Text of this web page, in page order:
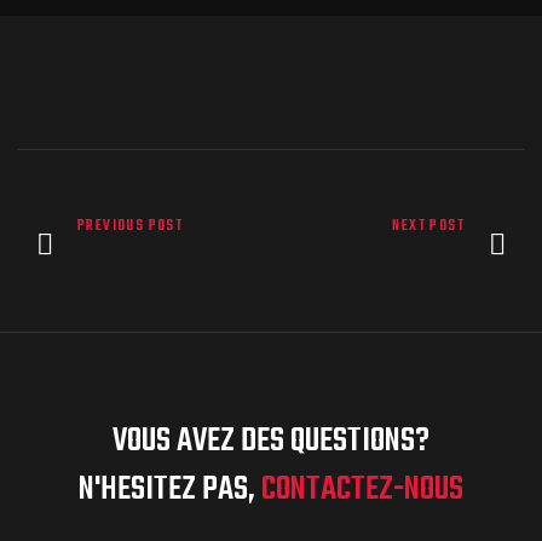
PREVIOUS POST NEXT POST
VOUS AVEZ DES QUESTIONS?
N'HESITEZ PAS,CONTACTEZ-NOUS